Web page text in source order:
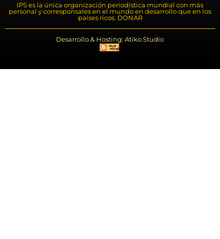
IPS es la única organización periodística mundial con más
personal y corresponsales en el mundo en desarrollo que en los
países ricos. DONAR
Desarrollo & Hosting: Atiko.Studio